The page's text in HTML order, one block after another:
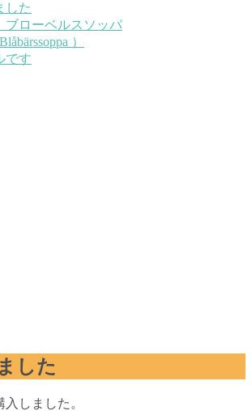
した
ローベルスソッパ
）
です
した
しました。